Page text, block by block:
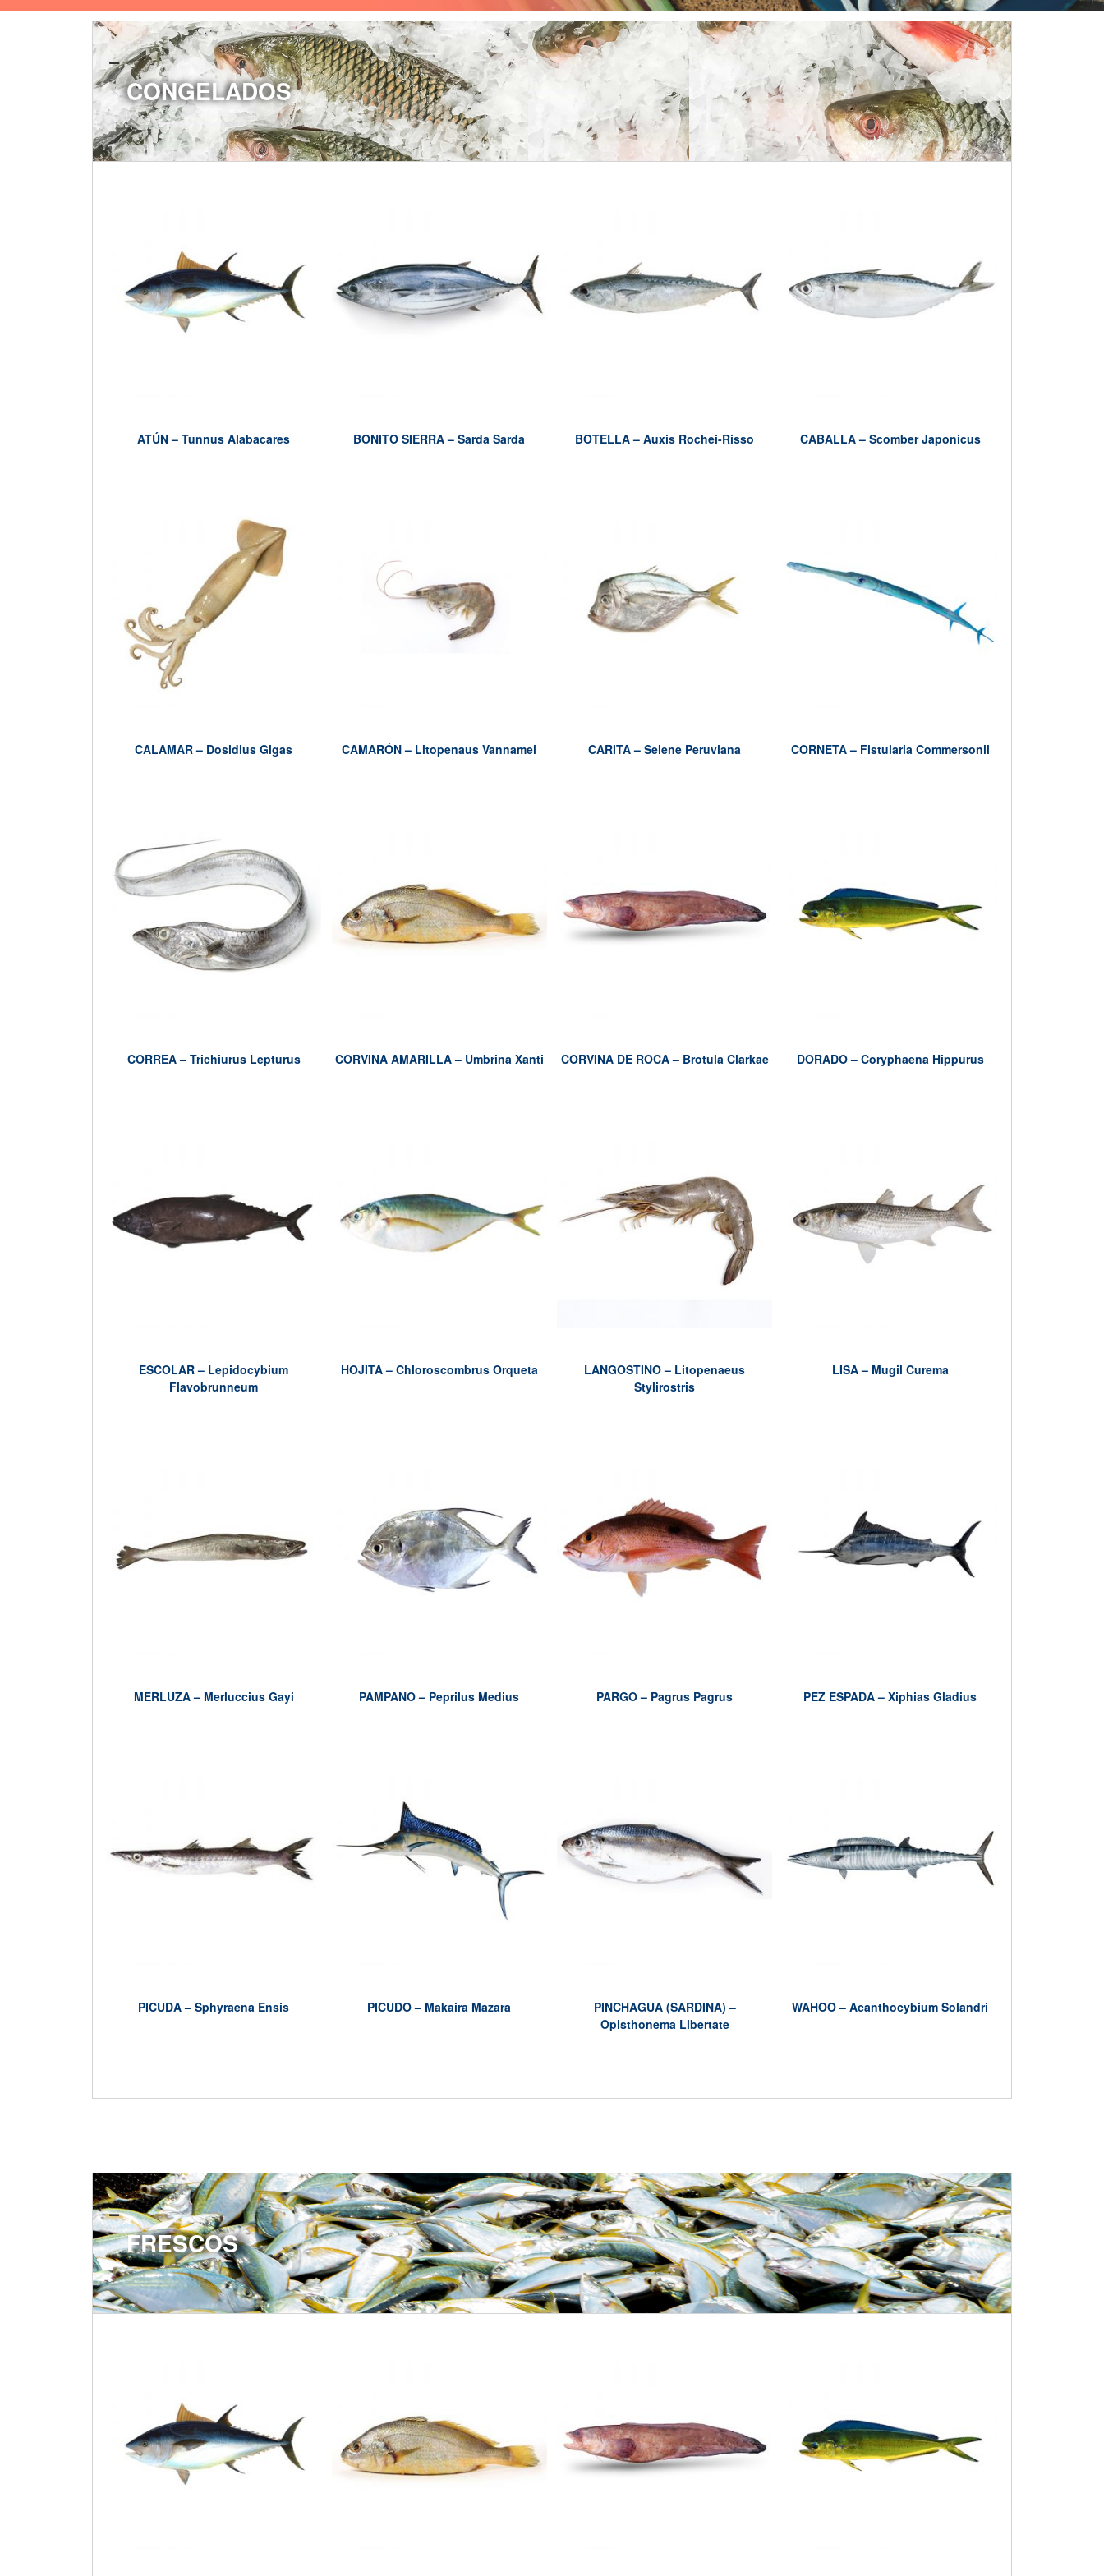
CONGELADOS
ATÚN – Tunnus Alabacares BONITO SIERRA – Sarda Sarda BOTELLA – Auxis Rochei-Risso CABALLA – Scomber Japonicus
CALAMAR – Dosidius Gigas CAMARÓN – Litopenaus Vannamei CARITA – Selene Peruviana CORNETA – Fistularia Commersonii
CORREA – Trichiurus Lepturus CORVINA AMARILLA – Umbrina Xanti CORVINA DE ROCA – Brotula Clarkae DORADO – Coryphaena Hippurus
ESCOLAR – Lepidocybium
Flavobrunneum
HOJITA – Chloroscombrus Orqueta
LANGOSTINO – Litopenaeus
Stylirostris
LISA – Mugil Curema
MERLUZA – Merluccius Gayi PAMPANO – Peprilus Medius PARGO – Pagrus Pagrus PEZ ESPADA – Xiphias Gladius
PICUDA – Sphyraena Ensis PICUDO – Makaira Mazara
PINCHAGUA (SARDINA) –
Opisthonema Libertate
WAHOO – Acanthocybium Solandri
FRESCOS